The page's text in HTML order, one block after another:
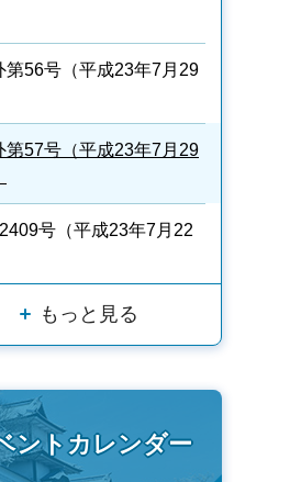
第56号（平成23年7月29
第57号（平成23年7月29
号（平成23年7月22
もっと見る
ントカレンダー